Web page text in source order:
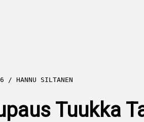
HANNU SILTANEN
Tuukka